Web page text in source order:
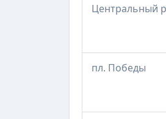
Центральный
пл. Победы